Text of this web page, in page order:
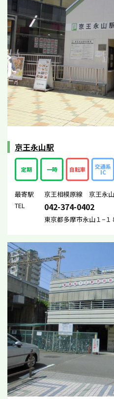
京王永山駅
定期 一時 自転車 交通系
IC
最寄駅
京王相模原線 京王永山
TEL
042-374-0402
東京都多摩市永山１−１